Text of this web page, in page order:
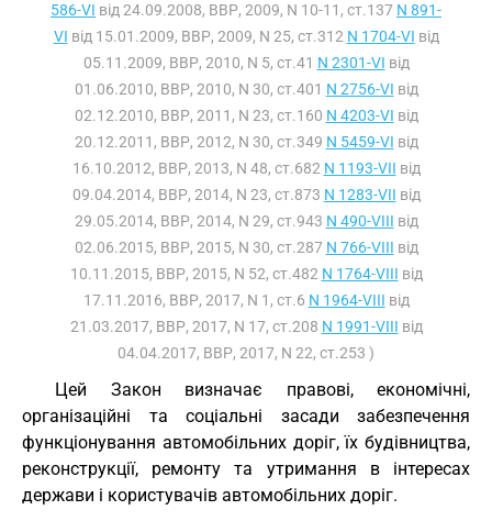
586-VI від 24.09.2008, ВВР, 2009, N 10-11, ст.137 N 891-
VI від 15.01.2009, ВВР, 2009, N 25, ст.312 N 1704-VI від
05.11.2009, ВВР, 2010, N 5, ст.41 N 2301-VI від
01.06.2010, ВВР, 2010, N 30, ст.401 N 2756-VI від
02.12.2010, ВВР, 2011, N 23, ст.160 N 4203-VI від
20.12.2011, ВВР, 2012, N 30, ст.349 N 5459-VI від
16.10.2012, ВВР, 2013, N 48, ст.682 N 1193-VII від
09.04.2014, ВВР, 2014, N 23, ст.873 N 1283-VII від
29.05.2014, ВВР, 2014, N 29, ст.943 N 490-VIII від
02.06.2015, ВВР, 2015, N 30, ст.287 N 766-VIII від
10.11.2015, ВВР, 2015, N 52, ст.482 N 1764-VIII від
17.11.2016, ВВР, 2017, N 1, ст.6 N 1964-VIII від
21.03.2017, ВВР, 2017, N 17, ст.208 N 1991-VIII від
04.04.2017, ВВР, 2017, N 22, ст.253 )
Цей Закон визначає правові, економічні,
організаційні та соціальні засади забезпечення
функціонування автомобільних доріг, їх будівництва,
реконструкції, ремонту та утримання в інтересах
держави і користувачів автомобільних доріг.